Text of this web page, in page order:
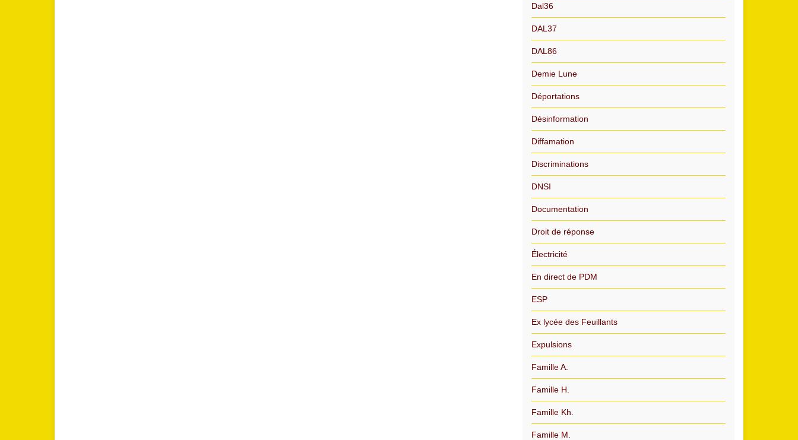
Dal36
DAL37
DAL86
Demie Lune
Déportations
Désinformation
Diffamation
Discriminations
DNSI
Documentation
Droit de réponse
Électricité
En direct de PDM
ESP
Ex lycée des Feuillants
Expulsions
Famille A.
Famille H.
Famille Kh.
Famille M.